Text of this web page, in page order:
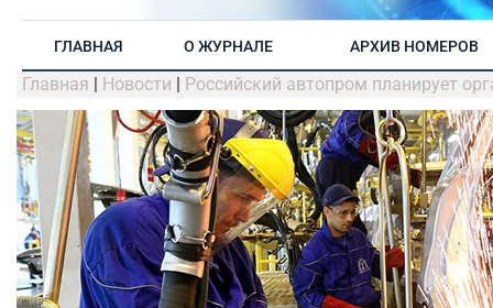
ГЛАВНАЯ О ЖУРНАЛЕ АРХИВ НОМЕРОВ
Главная | Новости | Российский автопром планирует